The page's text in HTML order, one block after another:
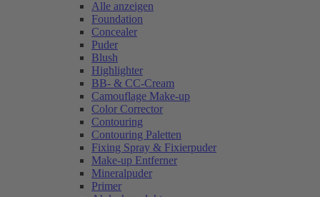
Alle anzeigen
Foundation
Concealer
Puder
Blush
Highlighter
BB- & CC-Cream
Camouflage Make-up
Color Corrector
Contouring
Contouring Paletten
Fixing Spray & Fixierpuder
Make-up Entferner
Mineralpuder
Primer